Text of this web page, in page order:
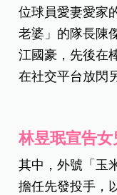
位球員愛妻愛家
老婆」的隊長陳
江國豪，先後在
在社交平台放閃
林昱珉宣告女
其中，外號「玉
擔任先發投手，